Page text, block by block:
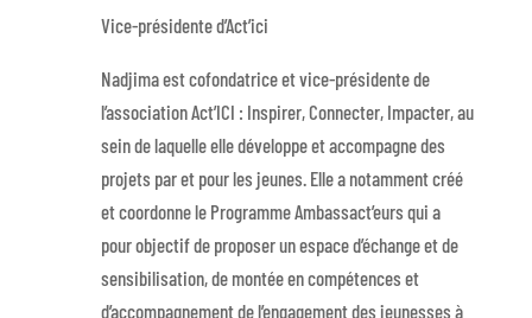
Vice-présidente d’Act’ici
Nadjima est cofondatrice et vice-présidente de
l’association Act’ICI : Inspirer, Connecter, Impacter, au
sein de laquelle elle développe et accompagne des
projets par et pour les jeunes. Elle a notamment créé
et coordonne le Programme Ambassact’eurs qui a
pour objectif de proposer un espace d’échange et de
sensibilisation, de montée en compétences et
d’accompagnement de l’engagement des jeunesses à